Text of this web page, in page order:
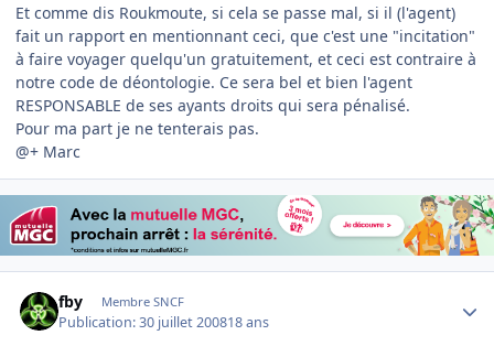
Et comme dis Roukmoute, si cela se passe mal, si il (l'agent)
fait un rapport en mentionnant ceci, que c'est une "incitation"
à faire voyager quelqu'un gratuitement, et ceci est contraire à
notre code de déontologie. Ce sera bel et bien l'agent
RESPONSABLE de ses ayants droits qui sera pénalisé.
Pour ma part je ne tenterais pas.
@+ Marc
fby Membre SNCF
Publication:30 juillet 200818 ans